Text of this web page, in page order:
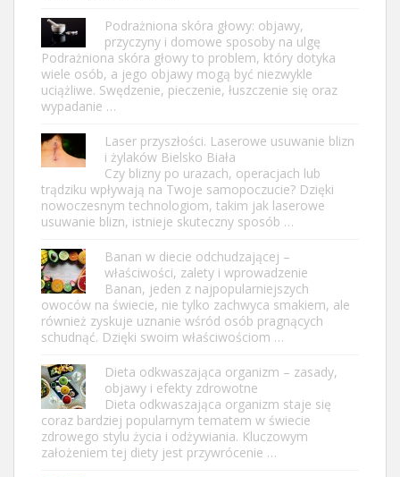
Podrażniona skóra głowy: objawy,
przyczyny i domowe sposoby na ulgę
Podrażniona skóra głowy to problem, który dotyka
wiele osób, a jego objawy mogą być niezwykle
uciążliwe. Swędzenie, pieczenie, łuszczenie się oraz
wypadanie …
Laser przyszłości. Laserowe usuwanie blizn
i żylaków Bielsko Biała
Czy blizny po urazach, operacjach lub
trądziku wpływają na Twoje samopoczucie? Dzięki
nowoczesnym technologiom, takim jak laserowe
usuwanie blizn, istnieje skuteczny sposób …
Banan w diecie odchudzającej –
właściwości, zalety i wprowadzenie
Banan, jeden z najpopularniejszych
owoców na świecie, nie tylko zachwyca smakiem, ale
również zyskuje uznanie wśród osób pragnących
schudnąć. Dzięki swoim właściwościom …
Dieta odkwaszająca organizm – zasady,
objawy i efekty zdrowotne
Dieta odkwaszająca organizm staje się
coraz bardziej popularnym tematem w świecie
zdrowego stylu życia i odżywiania. Kluczowym
założeniem tej diety jest przywrócenie …